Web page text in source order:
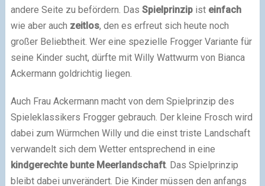
andere Seite zu befördern. Das Spielprinzipist einfach
wie aber auch zeitlos, den es erfreut sich heute noch
großer Beliebtheit. Wer eine spezielle Frogger Variante für
seine Kinder sucht, dürfte mit Willy Wattwurm von Bianca
Ackermann goldrichtig liegen.
Auch Frau Ackermann macht von dem Spielprinzip des
Spieleklassikers Frogger gebrauch. Der kleine Frosch wird
dabei zum Würmchen Willy und die einst triste Landschaft
verwandelt sich dem Wetter entsprechend in eine
kindgerechte bunte Meerlandschaft. Das Spielprinzip
bleibt dabei unverändert. Die Kinder müssen den anfangs